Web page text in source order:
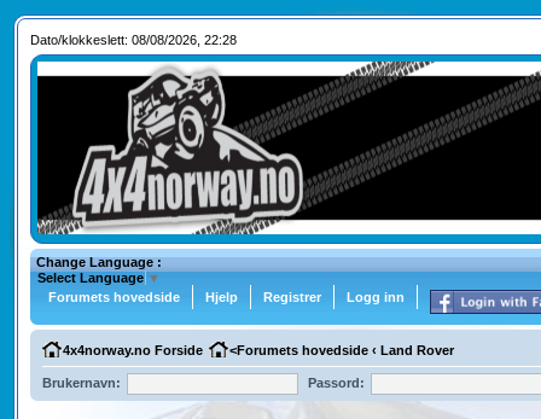
Dato/klokkeslett: 08/08/2026, 22:28
Change Language :
Select Language ▼
Forumets hovedside
Hjelp Registrer Logg inn
4x4norway.no Forside <Forumets hovedside ‹ Land Rover
Brukernavn: Passord: